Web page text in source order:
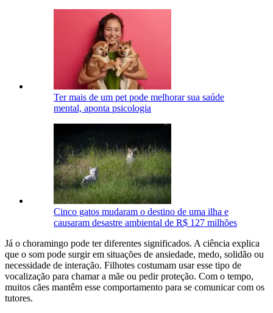
Ter mais de um pet pode melhorar sua saúde
mental, aponta psicologia
Cinco gatos mudaram o destino de uma ilha e
causaram desastre ambiental de R$ 127 milhões
Já o choramingo pode ter diferentes significados. A ciência explica
que o som pode surgir em situações de ansiedade, medo, solidão ou
necessidade de interação. Filhotes costumam usar esse tipo de
vocalização para chamar a mãe ou pedir proteção. Com o tempo,
muitos cães mantêm esse comportamento para se comunicar com os
tutores.